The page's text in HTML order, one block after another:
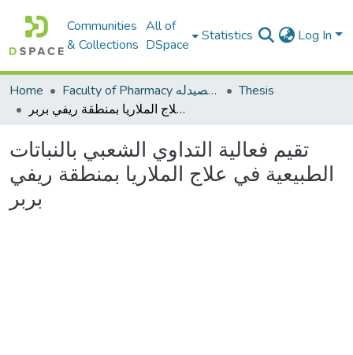
Communities
& Collections
All of
DSpace
Statistics Log In
Home Faculty of Pharmacy كلية الصيدله
Thesis
تقيم فعالية التداوي الشعبي بالنباتات الطبيعية في علاج الملاريا بمنطقة ريفي بربر
تقيم فعالية التداوي الشعبي بالنباتات
الطبيعية في علاج الملاريا بمنطقة ريفي
بربر